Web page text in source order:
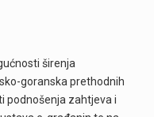
širenja
goranska prethodnih
podnošenja zahtjeva i